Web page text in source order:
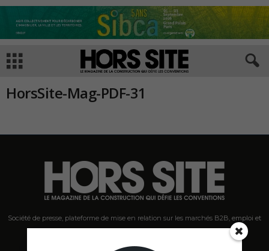
HorsSite-Mag-PDF-31
Société de presse, plateforme de mise en relation sur les marchés B2B, emploi et
salons s'adressant aux professionnels de la construction Hors Site.